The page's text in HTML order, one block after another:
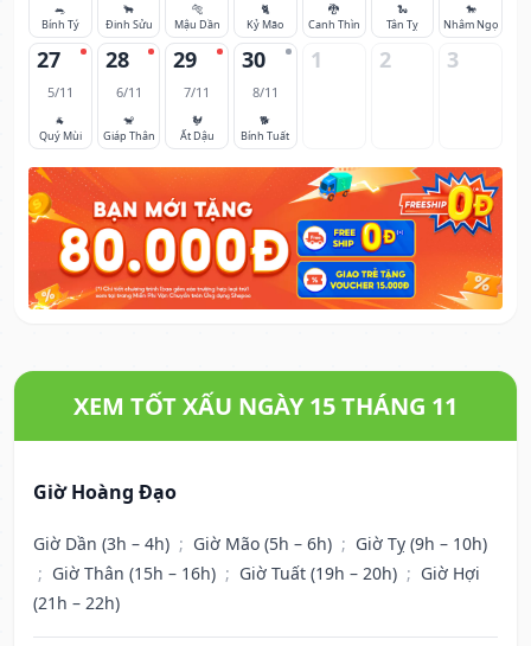
🐀
Bính Tý
🐂
Đinh Sửu
🐅
Mậu Dần
🐈
Kỷ Mão
🐉
Canh Thìn
🐍
Tân Tỵ
🐎
Nhâm Ngọ
27
5/11
🐐
Quý Mùi
28
6/11
🐒
Giáp Thân
29
7/11
🐓
Ất Dậu
30
8/11
🐕
Bính Tuất
1 2 3
XEM TỐT XẤU NGÀY 15 THÁNG 11
Giờ Hoàng Đạo
Giờ Dần (3h – 4h) ; Giờ Mão (5h – 6h) ; Giờ Tỵ (9h – 10h)
; Giờ Thân (15h – 16h) ; Giờ Tuất (19h – 20h) ; Giờ Hợi
(21h – 22h)